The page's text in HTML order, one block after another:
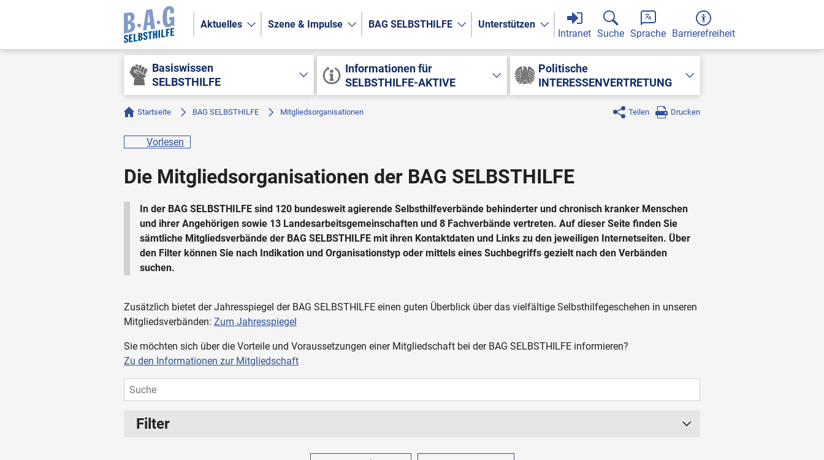
Aktuelles Szene & Impulse BAG SELBSTHILFE Unterstützen
Intranet Suche Sprache Barrierefreiheit
Basiswissen
SELBSTHILFE
Informationen für
SELBSTHILFE-AKTIVE
Politische
INTERESSENVERTRETUNG
Startseite BAG SELBSTHILFE Mitgliedsorganisationen Teilen Drucken
Vorlesen
Die Mitgliedsorganisationen der BAG SELBSTHILFE
In der BAG SELBSTHILFE sind 120 bundesweit agierende Selbsthilfeverbände behinderter und chronisch kranker Menschen
und ihrer Angehörigen sowie 13 Landesarbeitsgemeinschaften und 8 Fachverbände vertreten. Auf dieser Seite finden Sie
sämtliche Mitgliedsverbände der BAG SELBSTHILFE mit ihren Kontaktdaten und Links zu den jeweiligen Internetseiten. Über
den Filter können Sie nach Indikation und Organisationstyp oder mittels eines Suchbegriffs gezielt nach den Verbänden
suchen.
Zusätzlich bietet der Jahresspiegel der BAG SELBSTHILFE einen guten Überblick über das vielfältige Selbsthilfegeschehen in unseren
Mitgliedsverbänden: Zum Jahresspiegel
Sie möchten sich über die Vorteile und Voraussetzungen einer Mitgliedschaft bei der BAG SELBSTHILFE informieren?
Zu den Informationen zur Mitgliedschaft
Filter